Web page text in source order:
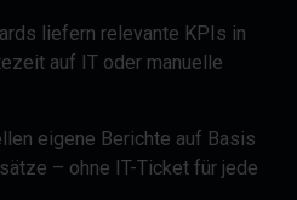
liefern relevante KPIs in
auf IT oder manuelle
eigene Berichte auf Basis
– ohne IT-Ticket für jede